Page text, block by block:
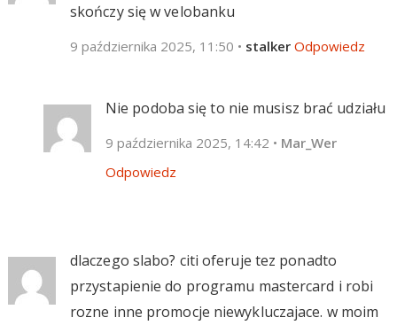
skończy się w velobanku
9 października 2025, 11:50 • stalker Odpowiedz
Nie podoba się to nie musisz brać udziału
9 października 2025, 14:42 • Mar_Wer
Odpowiedz
dlaczego slabo? citi oferuje tez ponadto
przystapienie do programu mastercard i robi
rozne inne promocje niewykluczajace. w moim